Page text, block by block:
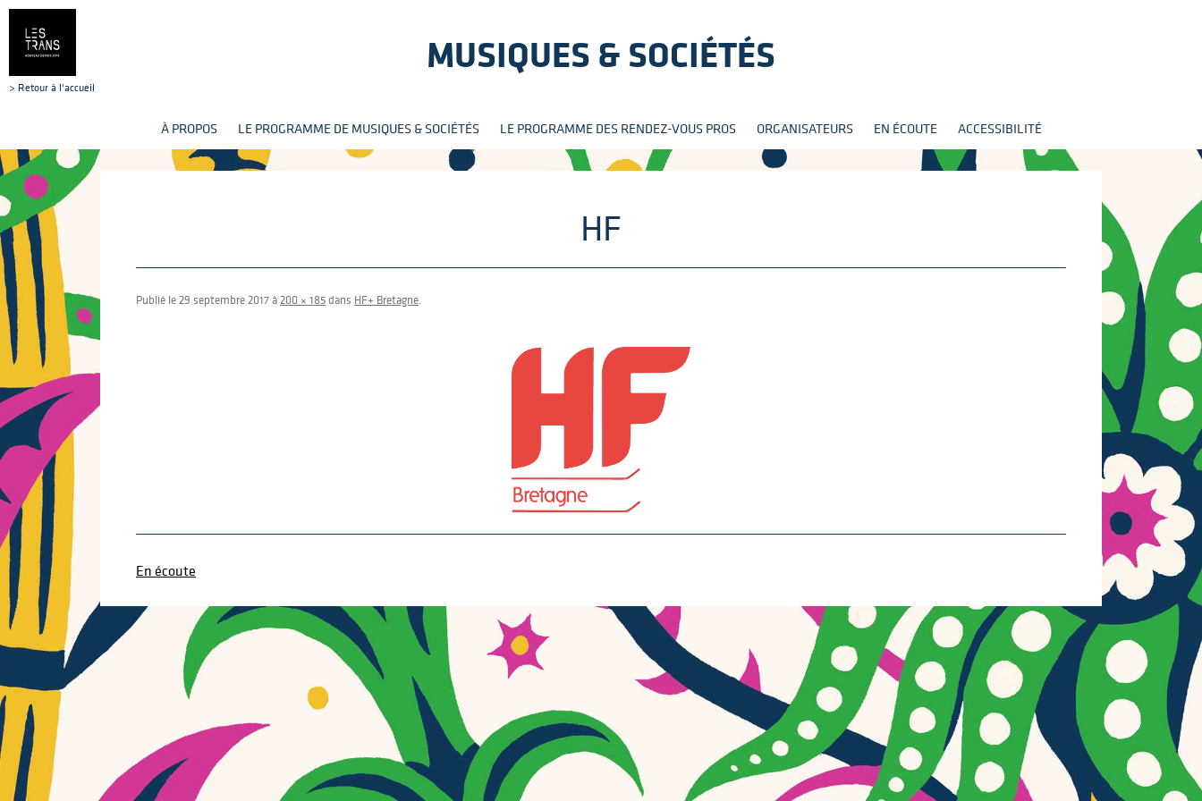
MUSIQUES & SOCIÉTÉS
au
À PROPOS LE PROGRAMME DE MUSIQUES & SOCIÉTÉS LE PROGRAMME DES RENDEZ-VOUS PROS ORGANISATEURS EN ÉCOUTE ACCESSIBILITÉ
> Retour à l'accueil
HF
Publié le29 septembre 2017 à200 × 185dans HF+ Bretagne.
En écoute